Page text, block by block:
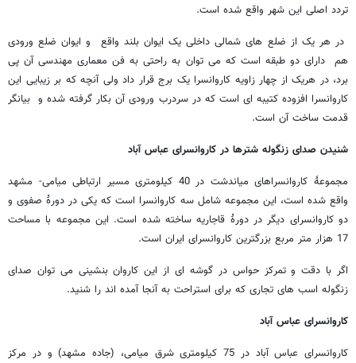
تردد اصلی این شهر واقع شده است.
در هر یک از ضلع های شمالی داخلی یک ایوان بلند واقع و ایوان ضلع ورودی
هم دارای دو طبقه است که می توان به راحتی به فن معماری مهندسی آن پی
برد، در هریک از چهار زاویه کاروانسرا یک برج قرار داد ولی آنچه که بر زیبایی این
کاروانسرا افزوده کتیبه ای است که در سردرب ورودی آن بکار گرفته شده و بیانگر
قدمت ساخت آن است.
شنیدن صدای زنگوله شترها در کاروانسرای عباس آباد
مجموعۀ کاروانسراهای میاندشت در 40 کیلومتری مسیر ارتباطی میامی- مشهد
واقع شده است، این مجموعه شامل سه کاروانسرا است که یکی در دورۀ صفوی و
دو کاروانسرای دیگر در دورۀ قاجاریه ساخته شده است. این مجموعه با مساحت
17 هزار متر مربع بزرگترین کاروانسرای ایران است.
اگر با دقت و تمرکز حواس در گوشه ای از این کاروان بنشینی می توان صدای
زنگوله اسب های تجاری که برای استراحت به آنجا آمده اند را شنید.
کاروانسرای عباس آباد
کاروانسرای عباس آباد در 75 کیلومتری شرق میامی، (جاده مشهد) و در مرکز